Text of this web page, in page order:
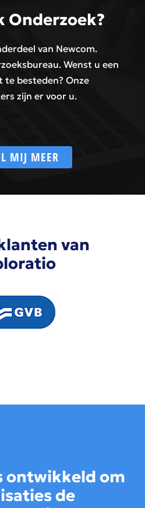
Onderzoek?
van Newcom.
Wenst u een
te besteden? Onze
zijn er voor u.
MIJ MEER
van
ontwikkeld om
de